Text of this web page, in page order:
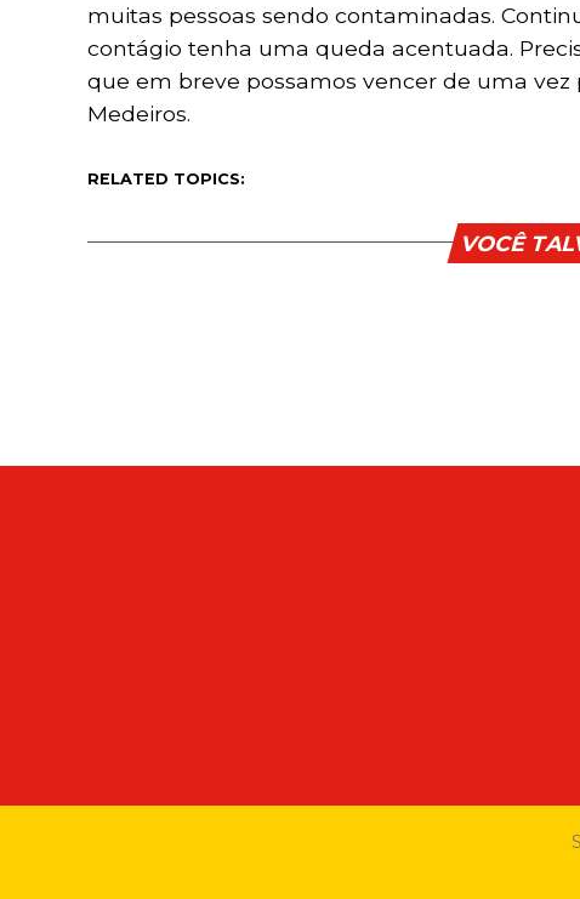
muitas pessoas sendo contaminadas.
contágio tenha uma queda acentuada.
que em breve possamos vencer de uma
Medeiros.
RELATED TOPICS:
VOCÊ